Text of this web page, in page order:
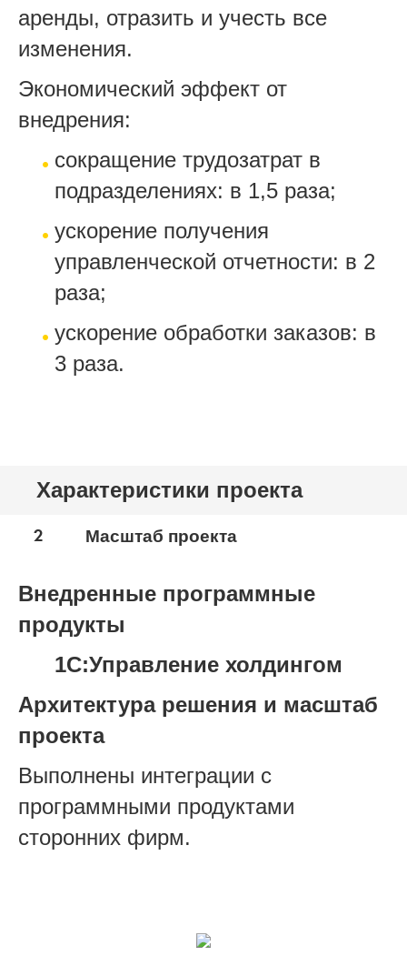
аренды, отразить и учесть все
изменения.
Экономический эффект от
внедрения:
сокращение трудозатрат в
подразделениях: в 1,5 раза;
ускорение получения
управленческой отчетности: в 2
раза;
ускорение обработки заказов: в
3 раза.
Характеристики проекта
2 Масштаб проекта
Внедренные программные
продукты
1С:Управление холдингом
Архитектура решения и масштаб
проекта
Выполнены интеграции с
программными продуктами
сторонних фирм.